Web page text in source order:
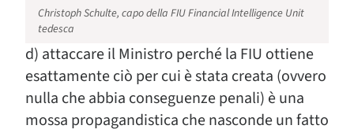
Christoph Schulte, capo della FIU Financial Intelligence Unit
tedesca
d) attaccare il Ministro perché la FIU ottiene
esattamente ciò per cui è stata creata (ovvero
nulla che abbia conseguenze penali) è una
mossa propagandistica che nasconde un fatto